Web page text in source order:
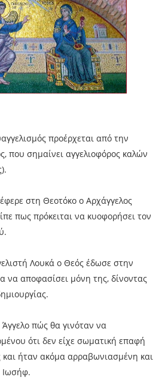
προέρχεται από την
που σημαίνει αγγελιοφόρος καλών
στη Θεοτόκο ο Αρχάγγελος
πως πρόκειται να κυοφορήσει τον
Λουκά ο Θεός έδωσε στην
να αποφασίσει μόνη της, δίνοντας
πώς θα γινόταν να
ότι δεν είχε σωματική επαφή
και ήταν ακόμα αρραβωνιασμένη και
Ιωσήφ.